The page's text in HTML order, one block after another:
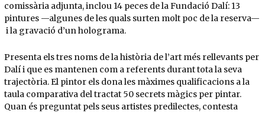
comissària adjunta, inclou 14 peces de la Fundació Dalí: 13
pintures —algunes de les quals surten molt poc de la reserva—
i la gravació d’un holograma.
Presenta els tres noms de la història de l’art més rellevants per
Dalí i que es mantenen com a referents durant tota la seva
trajectòria. El pintor els dona les màximes qualificacions a la
taula comparativa del tractat 50 secrets màgics per pintar.
Quan és preguntat pels seus artistes predilectes, contesta